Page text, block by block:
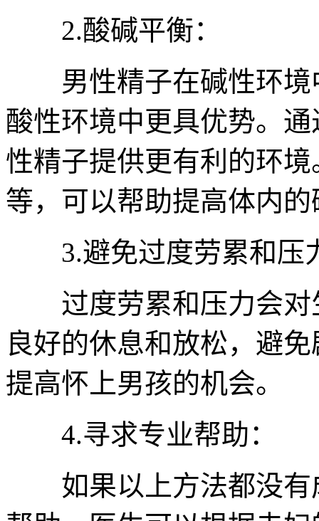
2.酸碱平衡：
男性精子在碱性环境
酸性环境中更具优势。
性精子提供更有利的环
等，可以帮助提高体内的
3.避免过度劳累和压
过度劳累和压力会对
良好的休息和放松，避
提高怀上男孩的机会。
4.寻求专业帮助：
如果以上方法都没有